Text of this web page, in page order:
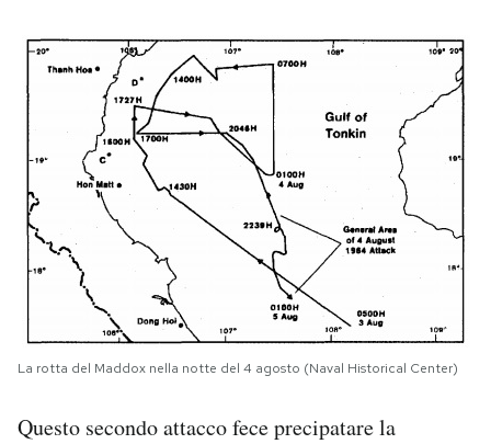
La rotta del Maddox nella notte del 4 agosto (Naval Historical Center)
Questo secondo attacco fece precipatare la